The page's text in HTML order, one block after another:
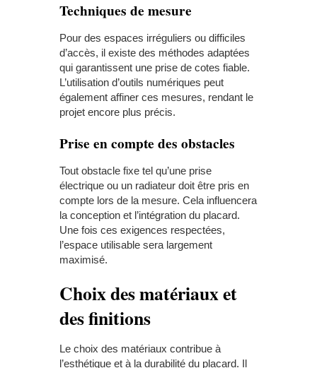
Techniques de mesure
Pour des espaces irréguliers ou difficiles
d’accès, il existe des méthodes adaptées
qui garantissent une prise de cotes fiable.
L’utilisation d’outils numériques peut
également affiner ces mesures, rendant le
projet encore plus précis.
Prise en compte des obstacles
Tout obstacle fixe tel qu’une prise
électrique ou un radiateur doit être pris en
compte lors de la mesure. Cela influencera
la conception et l’intégration du placard.
Une fois ces exigences respectées,
l’espace utilisable sera largement
maximisé.
Choix des matériaux et
des finitions
Le choix des matériaux contribue à
l’esthétique et à la durabilité du placard. Il